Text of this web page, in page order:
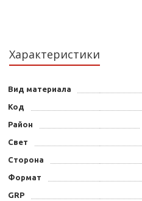
Характеристики
Вид материала
Код
Район
Свет
Сторона
Формат
GRP